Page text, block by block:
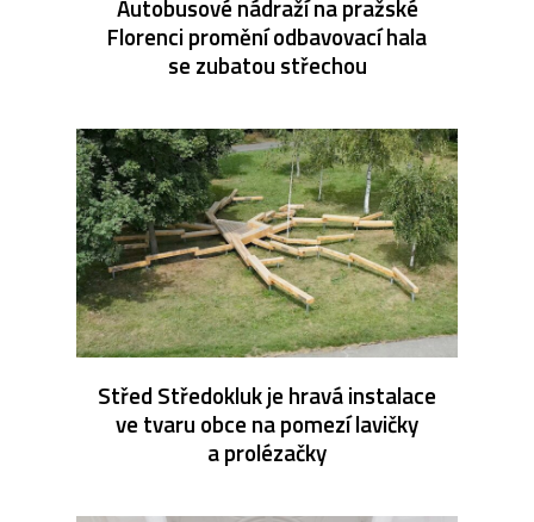
Autobusové nádraží na pražské
Florenci promění odbavovací hala
se zubatou střechou
Střed Středokluk je hravá instalace
ve tvaru obce na pomezí lavičky
a prolézačky